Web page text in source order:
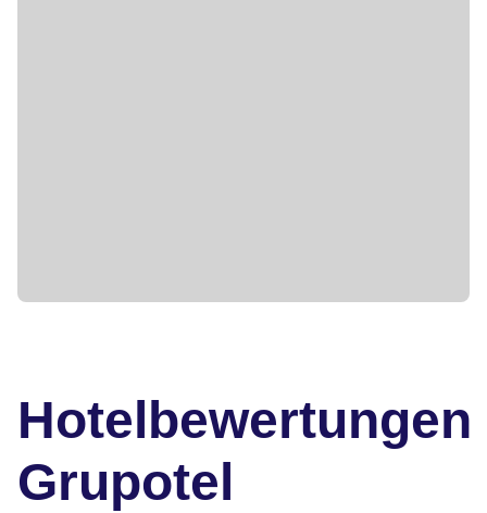
Hotelbewertungen
Grupotel